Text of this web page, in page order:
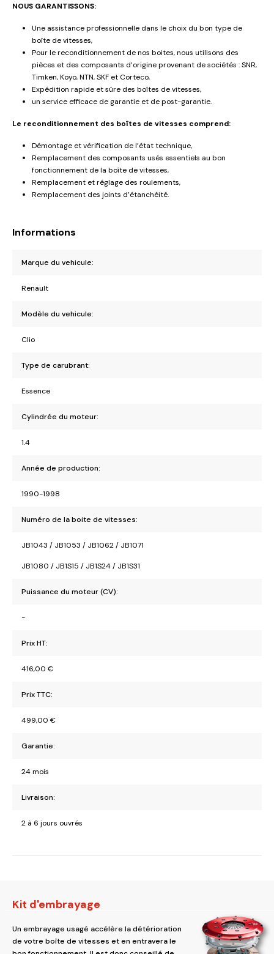
NOUS GARANTISSONS:
Une assistance professionnelle dans le choix du bon type de
boîte de vitesses,
Pour le reconditionnement de nos boites, nous utilisons des
pièces et des composants d’origine provenant de sociétés : SNR,
Timken, Koyo, NTN, SKF et Corteco,
Expédition rapide et sûre des boîtes de vitesses,
un service efficace de garantie et de post-garantie.
Le reconditionnement des boîtes de vitesses comprend:
Démontage et vérification de l’état technique,
Remplacement des composants usés essentiels au bon
fonctionnement de la boîte de vitesses,
Remplacement et réglage des roulements,
Remplacement des joints d’étanchéité.
Informations
Marque du vehicule:
Renault
Modèle du vehicule:
Clio
Type de carubrant:
Essence
Cylindrée du moteur:
1.4
Année de production:
1990-1998
Numéro de la boite de vitesses:
JB1043 / JB1053 / JB1062 / JB1071
JB1080 / JB1S15 / JB1S24 / JB1S31
Puissance du moteur (CV):
-
Prix HT:
416,00 €
Prix TTC:
499,00 €
Garantie:
24 mois
Livraison:
2 à 6 jours ouvrés
Kit d'embrayage
Un embrayage usagé accélère la détérioration
de votre boîte de vitesses et en entravera le